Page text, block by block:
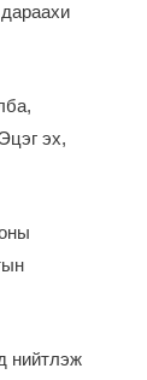
эх,
нийтлэж